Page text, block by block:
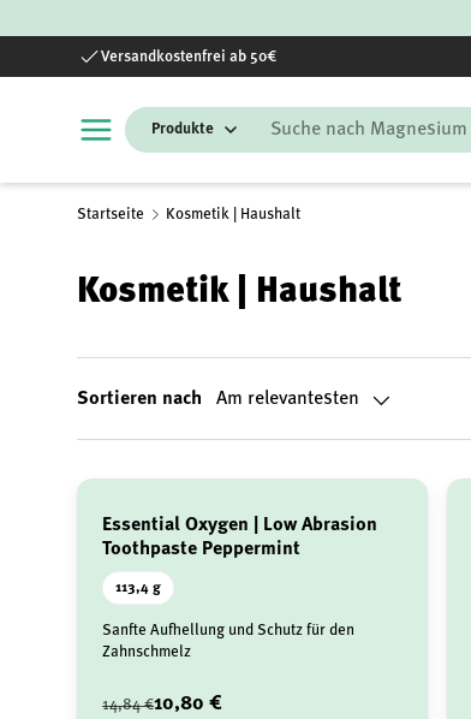
Direkt zum Inhalt
Versandkostenfrei ab 50€
Suchen
Startseite Kosmetik | Haushalt
Kosmetik | Haushalt
Sortieren nach Am relevantesten
Essential Oxygen | Low Abrasion
Toothpaste Peppermint
113,4 g
Sanfte Aufhellung und Schutz für den
Zahnschmelz
14,84 €10,80 €